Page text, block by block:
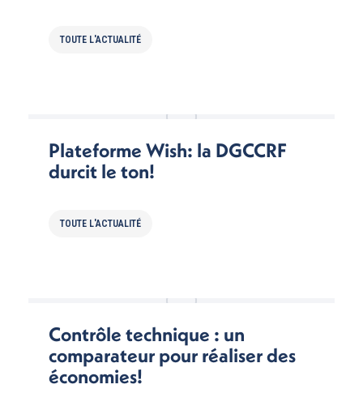
TOUTE L'ACTUALITÉ
Plateforme Wish: la DGCCRF
durcit le ton!
TOUTE L'ACTUALITÉ
Contrôle technique : un
comparateur pour réaliser des
économies!